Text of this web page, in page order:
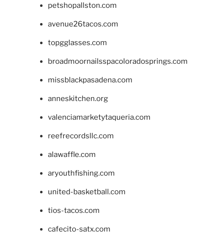
petshopallston.com
avenue26tacos.com
topgglasses.com
broadmoornailsspacoloradosprings.com
missblackpasadena.com
anneskitchen.org
valenciamarketytaqueria.com
reefrecordsllc.com
alawaffle.com
aryouthfishing.com
united-basketball.com
tios-tacos.com
cafecito-satx.com